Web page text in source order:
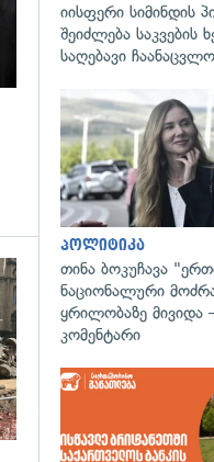
იისფერი სიმინდის
შეიძლება საკვების
საღებავი
პოლიტიკა
თინა ბოკუჩავა
ნაციონალური
ყრილობაზე
კომენტარი